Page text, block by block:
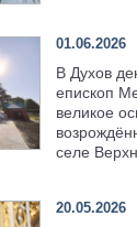
01.06.2026
В Духов
епископ
великое
селе
20.05.2026